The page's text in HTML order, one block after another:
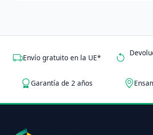
Envío gratuito en la UE*
Garantía de 2 años